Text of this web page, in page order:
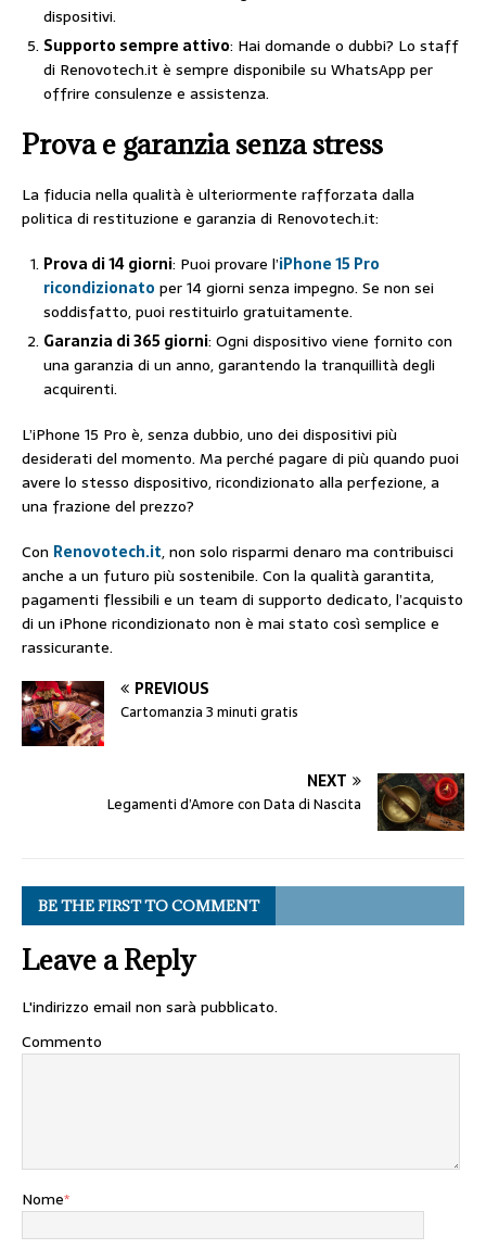
dispositivi.
Supporto sempre attivo: Hai domande o dubbi? Lo staff
di Renovotech.it è sempre disponibile su WhatsApp per
offrire consulenze e assistenza.
Prova e garanzia senza stress
La fiducia nella qualità è ulteriormente rafforzata dalla
politica di restituzione e garanzia di Renovotech.it:
Prova di 14 giorni: Puoi provare l’iPhone 15 Pro
ricondizionato per 14 giorni senza impegno. Se non sei
soddisfatto, puoi restituirlo gratuitamente.
Garanzia di 365 giorni: Ogni dispositivo viene fornito con
una garanzia di un anno, garantendo la tranquillità degli
acquirenti.
L’iPhone 15 Pro è, senza dubbio, uno dei dispositivi più
desiderati del momento. Ma perché pagare di più quando puoi
avere lo stesso dispositivo, ricondizionato alla perfezione, a
una frazione del prezzo?
Con Renovotech.it, non solo risparmi denaro ma contribuisci
anche a un futuro più sostenibile. Con la qualità garantita,
pagamenti flessibili e un team di supporto dedicato, l’acquisto
di un iPhone ricondizionato non è mai stato così semplice e
rassicurante.
PREVIOUS
Cartomanzia 3 minuti gratis
NEXT
Legamenti d’Amore con Data di Nascita
BE THE FIRST TO COMMENT
Leave a Reply
L'indirizzo email non sarà pubblicato.
Commento
Nome*